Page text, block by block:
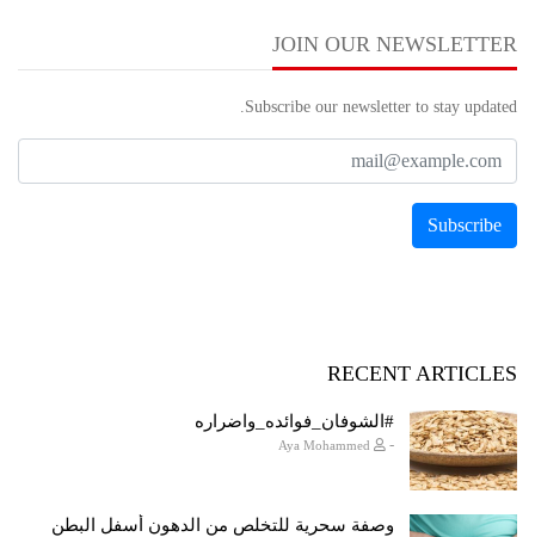
JOIN OUR NEWSLETTER
Subscribe our newsletter to stay updated.
RECENT ARTICLES
#الشوفان_فوائده_واضراره
-
وصفة سحرية للتخلص من الدهون أسفل البطن